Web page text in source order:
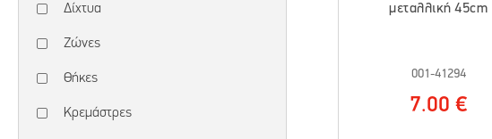
Δίχτυα
Ζώνες
Θήκες
Κρεμάστρες
μεταλλική 45cm
001-41294
7.00 €